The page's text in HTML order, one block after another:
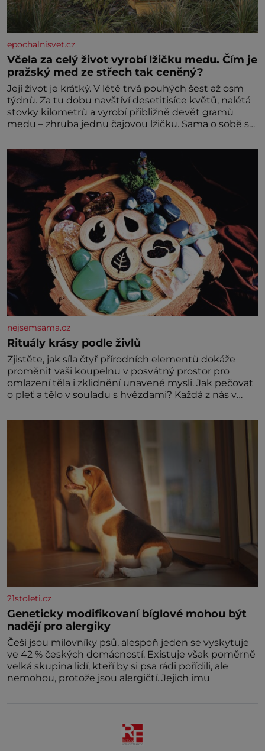
epochalnisvet.cz
Včela za celý život vyrobí lžičku medu. Čím je
pražský med ze střech tak ceněný?
Její život je krátký. V létě trvá pouhých šest až osm
týdnů. Za tu dobu navštíví desetitisíce květů, nalétá
stovky kilometrů a vyrobí přibližně devět gramů
medu – zhruba jednu čajovou lžičku. Sama o sobě se
dalšími desítkami tisíc příslušnic svého včelstva,
vznikne jeden z nejdokonalejších organismů
nejsemsama.cz
Rituály krásy podle živlů
Zjistěte, jak síla čtyř přírodních elementů dokáže
proměnit vaši koupelnu v posvátný prostor pro
omlazení těla i zklidnění unavené mysli. Jak pečovat
o pleť a tělo v souladu s hvězdami? Každá z nás v
naší povaze, ale i v potřebách naší pokožky. Ohnivá
znamení Ženy narozené ve znamení Berana, Lva a
Střelce v sobě nesou žár, odvahu a neutuchající elán.
21stoleti.cz
Geneticky modifikovaní bíglové mohou být
nadějí pro alergiky
Češi jsou milovníky psů, alespoň jeden se vyskytuje
ve 42 % českých domácností. Existuje však poměrně
velká skupina lidí, kteří by si psa rádi pořídili, ale
nemohou, protože jsou alergičtí. Jejich imu